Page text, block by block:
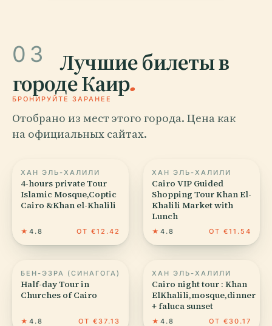
03 Лучшие билеты в
городе Каир.
БРОНИРУЙТЕ ЗАРАНЕЕ
Отобрано из мест этого города. Цена как
на официальных сайтах.
ХАН ЭЛЬ-ХАЛИЛИ
4-hours private Tour
Islamic Mosque,Coptic
Cairo &Khan el-Khalili
★ 4.8 ОТ €12.42
ХАН ЭЛЬ-ХАЛИЛИ
Cairo VIP Guided
Shopping Tour Khan El-
Khalili Market with
Lunch
★ 4.8 ОТ €11.54
БЕН-ЭЗРА (СИНАГОГА)
Half-day Tour in
Churches of Cairo
★ 4.8 ОТ €37.13
ХАН ЭЛЬ-ХАЛИЛИ
Cairo night tour : Khan
ElKhalili,mosque,dinner
+ faluca sunset
★ 4.8 ОТ €30.17